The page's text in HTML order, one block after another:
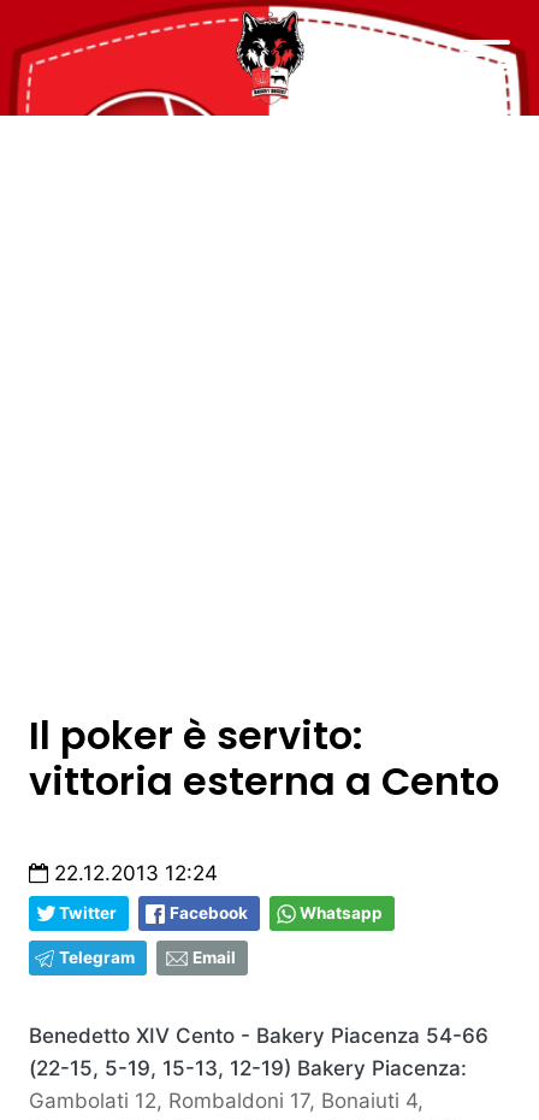
Il poker è servito:
vittoria esterna a Cento
22.12.2013 12:24
Twitter Facebook Whatsapp
Telegram Email
Benedetto XIV Cento - Bakery Piacenza 54-66
(22-15, 5-19, 15-13, 12-19) Bakery Piacenza:
Gambolati 12, Rombaldoni 17, Bonaiuti 4,